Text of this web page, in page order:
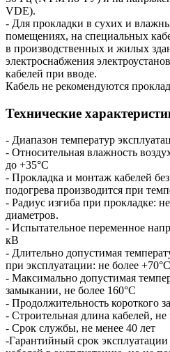
VDE).
- Для прокладки в сухих и
помещениях, на специальных
в производственных и жилых
электроснабжения
кабелей при вводе.
Кабель не рекомендуются
Технические
- Диапазон температур
- Относительная влажность
до +35°С
- Прокладка и монтаж кабелей
подогрева производится при
- Радиус изгиба при прокладке:
диаметров.
- Испытательное переменное
кВ
- Длительно допустимая
при эксплуатации: не более +70°С
- Максимально допустимая
замыкании, не более 160°С
- Продолжительность короткого
- Строительная длина кабелей,
- Срок службы, не менее 40 лет
-Гарантийный срок эксплуатации